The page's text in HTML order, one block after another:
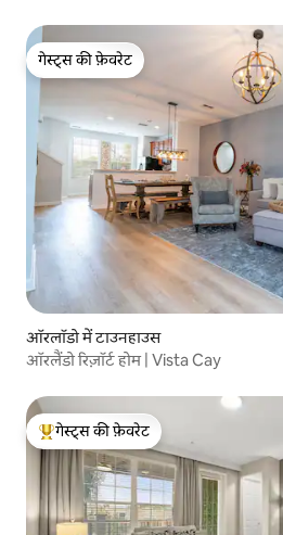
गेस्ट्स की फ़ेवरेट
गेस्ट्स की फ़ेवरेट
ऑरलॉडो में टाउनहाउस
ऑरलैंडो रिज़ॉर्ट होम | Vista Cay
गेस्ट्स का टॉप फ़ेवरेट
गेस्ट्स की फ़ेवरेट